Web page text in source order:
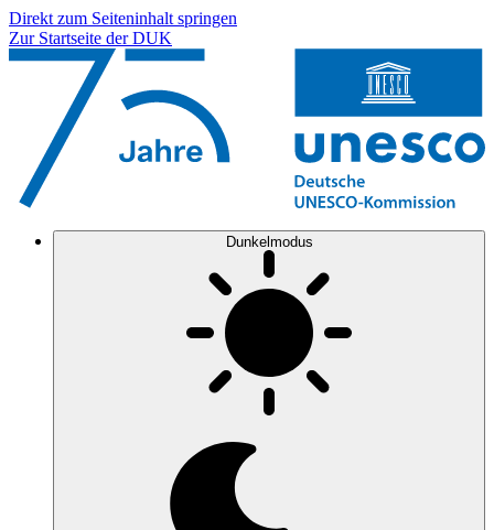
Direkt zum Seiteninhalt springen
Zur Startseite der DUK
Dunkelmodus